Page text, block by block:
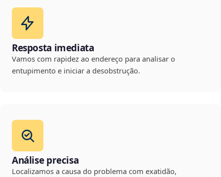
Resposta imediata
Vamos com rapidez ao endereço para analisar o
entupimento e iniciar a desobstrução.
Análise precisa
Localizamos a causa do problema com exatidão,